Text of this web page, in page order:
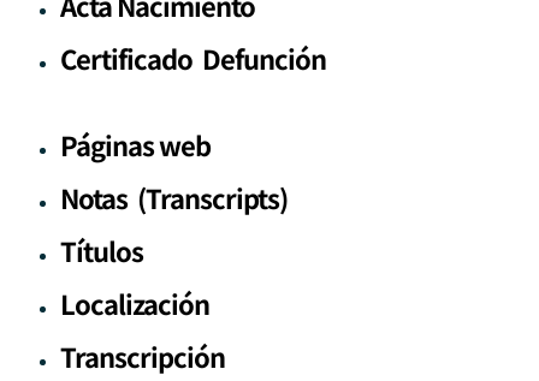
Certificado Defunción
Páginas web
Notas (Transcripts)
Títulos
Localización
Transcripción